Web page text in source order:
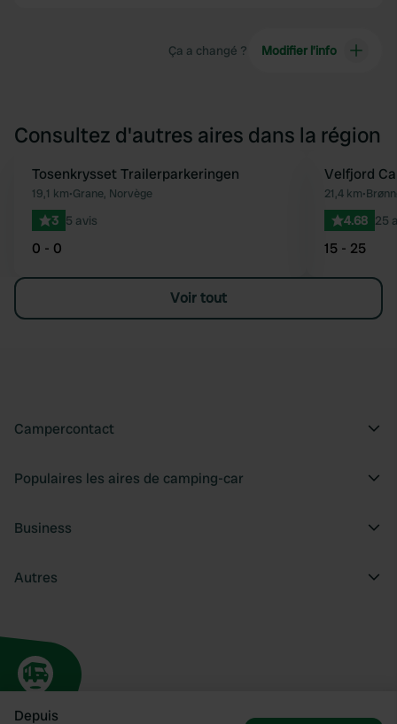
Depuis
Ça a changé ? Modifier l’info
Consultez d'autres aires dans la région
Préféré
Tosenkrysset Trailerparkeringen
19,1 km•Grane, Norvège
3 5 avis
0 - 0
Velfjord
21,4 km•
4.68 25
15 - 25
Voir tout
Campercontact
Populaires les aires de camping-car
Business
Autres